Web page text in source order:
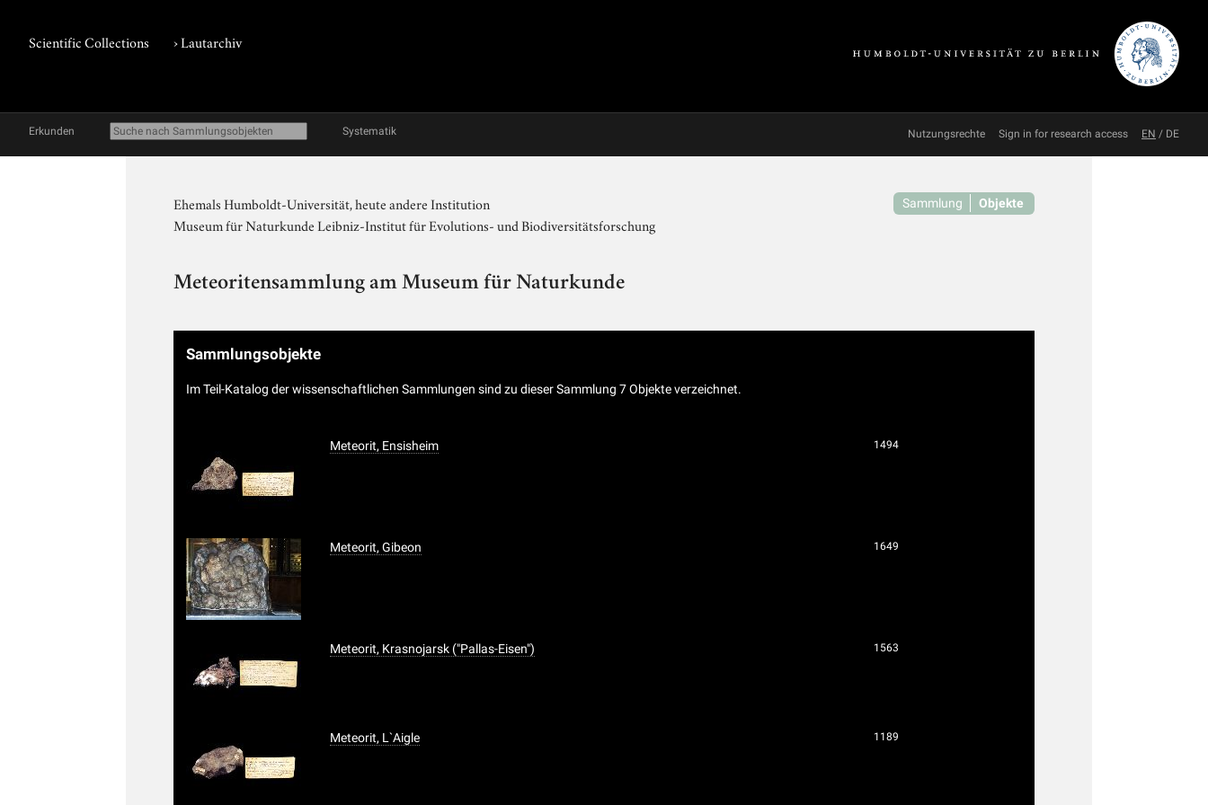
Scientific Collections ›Lautarchiv
Erkunden Systematik Nutzungsrechte Sign in for research access EN / DE
Sammlung Objekte
Ehemals Humboldt-Universität, heute andere Institution
Museum für Naturkunde Leibniz-Institut für Evolutions- und Biodiversitätsforschung
Meteoritensammlung am Museum für Naturkunde
Sammlungsobjekte
Im Teil-Katalog der wissenschaftlichen Sammlungen sind zu dieser Sammlung 7 Objekte verzeichnet.
Meteorit, Ensisheim 1494
Meteorit, Gibeon 1649
Meteorit, Krasnojarsk ("Pallas-Eisen") 1563
Meteorit, L`Aigle 1189